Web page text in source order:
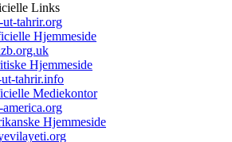
Links
ut-tahrir.org
Hjemmeside
Hjemmeside
tahrir.info
Mediekontor
Hjemmeside